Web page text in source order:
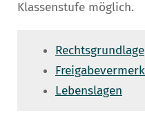
Klassenstufe möglich.
Rechtsgrundlage
Freigabevermerk
Lebenslagen